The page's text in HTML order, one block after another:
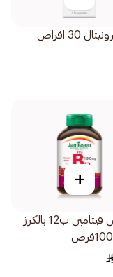
30 اقراص
+
جاميسون فيتامين ب12 بالكرز